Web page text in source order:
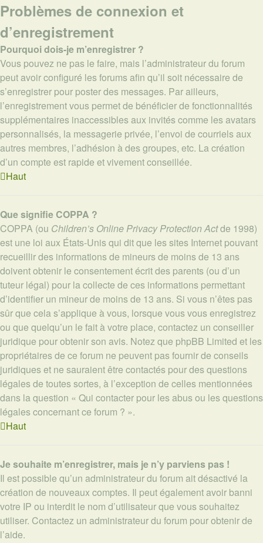
Problèmes de connexion et
d’enregistrement
Pourquoi dois-je m’enregistrer ?
Vous pouvez ne pas le faire, mais l’administrateur du forum
peut avoir configuré les forums afin qu’il soit nécessaire de
s’enregistrer pour poster des messages. Par ailleurs,
l’enregistrement vous permet de bénéficier de fonctionnalités
supplémentaires inaccessibles aux invités comme les avatars
personnalisés, la messagerie privée, l’envoi de courriels aux
autres membres, l’adhésion à des groupes, etc. La création
d’un compte est rapide et vivement conseillée.
Haut
Que signifie COPPA ?
COPPA (ou Children’s Online Privacy Protection Actde 1998)
est une loi aux États-Unis qui dit que les sites Internet pouvant
recueillir des informations de mineurs de moins de 13 ans
doivent obtenir le consentement écrit des parents (ou d’un
tuteur légal) pour la collecte de ces informations permettant
d’identifier un mineur de moins de 13 ans. Si vous n’êtes pas
sûr que cela s’applique à vous, lorsque vous vous enregistrez
ou que quelqu’un le fait à votre place, contactez un conseiller
juridique pour obtenir son avis. Notez que phpBB Limited et les
propriétaires de ce forum ne peuvent pas fournir de conseils
juridiques et ne sauraient être contactés pour des questions
légales de toutes sortes, à l’exception de celles mentionnées
dans la question « Qui contacter pour les abus ou les questions
légales concernant ce forum ? ».
Haut
Je souhaite m’enregistrer, mais je n’y parviens pas !
Il est possible qu’un administrateur du forum ait désactivé la
création de nouveaux comptes. Il peut également avoir banni
votre IP ou interdit le nom d’utilisateur que vous souhaitez
utiliser. Contactez un administrateur du forum pour obtenir de
l’aide.